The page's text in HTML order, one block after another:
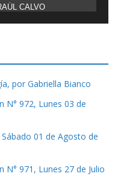
CALVO
por Gabriella Bianco
N° 972, Lunes 03 de
01 de Agosto de
N° 971, Lunes 27 de Julio